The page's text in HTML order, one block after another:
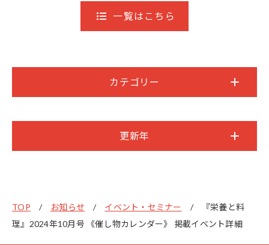
一覧はこちら
カテゴリー
更新年
TOP お知らせ イベント・セミナー
『栄養と料
理』2024年10月号 《催し物カレンダー》 掲載イベント詳細